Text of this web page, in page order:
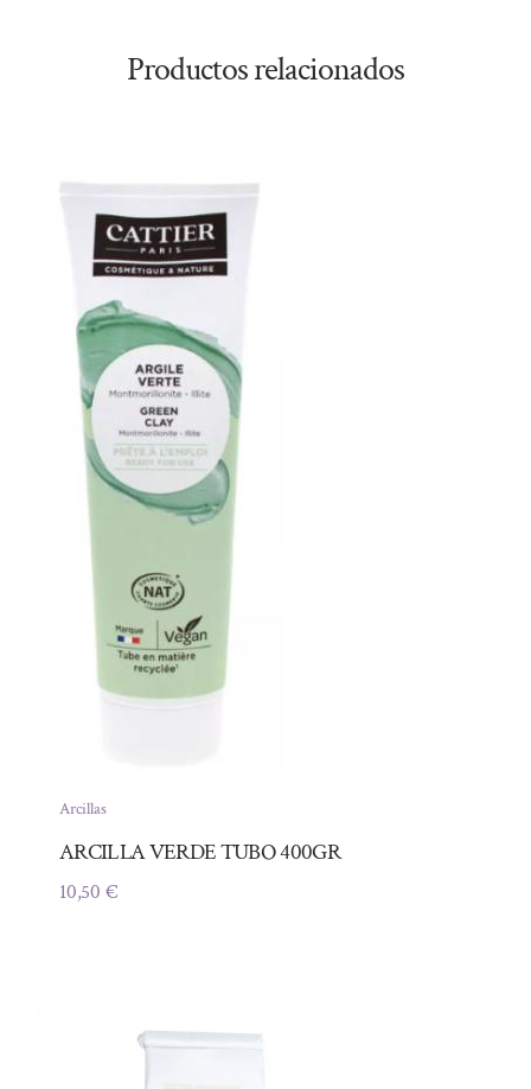
Productos relacionados
Arcillas
ARCILLA VERDE TUBO 400GR
10,50 €